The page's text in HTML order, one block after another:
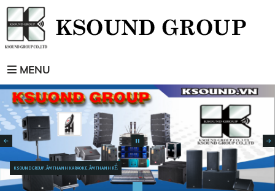
MENU
KSOUND GROUP, ÂM THANH KARAOKE, ÂM THANH RẺ